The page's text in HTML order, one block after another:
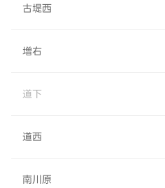
古堤西
増右
道下
道西
南川原